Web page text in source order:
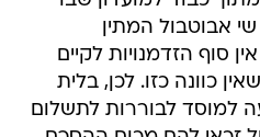
אבוטבול המתין
סוף הזדמנויות לקיים
כוונה כזו. לכן, בלית
למוסד לבוררות לתשלום